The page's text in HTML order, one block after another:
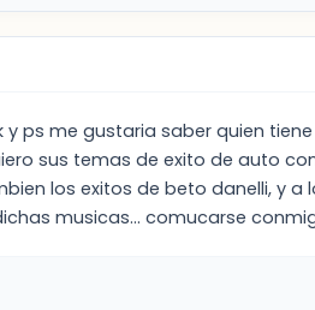
ps me gustaria saber quien
sus temas de exito de auto
los exitos de beto danelli, y
musicas... comucarse